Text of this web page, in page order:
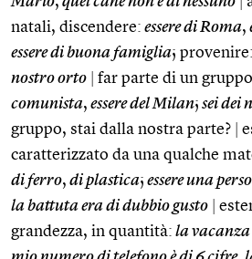
natali, discendere: essere di Roma,
essere di buona famiglia; provenire:
nostro orto
far parte di un
comunista, essere del Milan; sei dei
gruppo, stai dalla nostra parte?
caratterizzato da una qualche
di ferro, di plastica; essere una
la battuta era di dubbio gusto
grandezza, in quantità: la